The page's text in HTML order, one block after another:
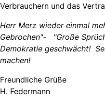
Verbrauchern und das
Herr Merz wieder einmal
Gebrochen"- "Große
Demokratie geschwächt!
machen!
Freundliche Grüße
H. Federmann